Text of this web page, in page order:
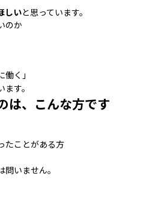
しいと思っています。
のか
く」
す。
は、こんな方です
たことがある方
いません。